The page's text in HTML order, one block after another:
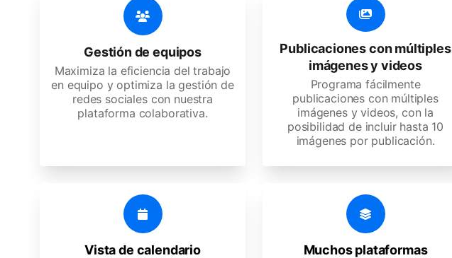
Gestión de equipos
Maximiza la eficiencia del trabajo
en equipo y optimiza la gestión de
redes sociales con nuestra
plataforma colaborativa.
Publicaciones con múltiples
imágenes y videos
Programa fácilmente
publicaciones con múltiples
imágenes y videos, con la
posibilidad de incluir hasta 10
imágenes por publicación.
Vista de calendario
Muchos plataformas